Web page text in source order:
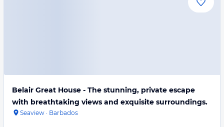
Belair Great House - The stunning, private escape
with breathtaking views and exquisite surroundings.
Seaview · Barbados